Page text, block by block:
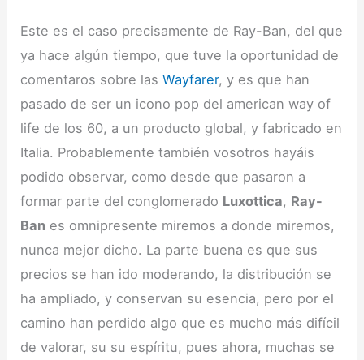
Este es el caso precisamente de Ray-Ban, del que
ya hace algún tiempo, que tuve la oportunidad de
comentaros sobre lasWayfarer, y es que han
pasado de ser un icono pop del american way of
life de los 60, a un producto global, y fabricado en
Italia. Probablemente también vosotros hayáis
podido observar, como desde que pasaron a
formar parte del conglomerado Luxottica, Ray-
Ban es omnipresente miremos a donde miremos,
nunca mejor dicho. La parte buena es que sus
precios se han ido moderando, la distribución se
ha ampliado, y conservan su esencia, pero por el
camino han perdido algo que es mucho más difícil
de valorar, su su espíritu, pues ahora, muchas se